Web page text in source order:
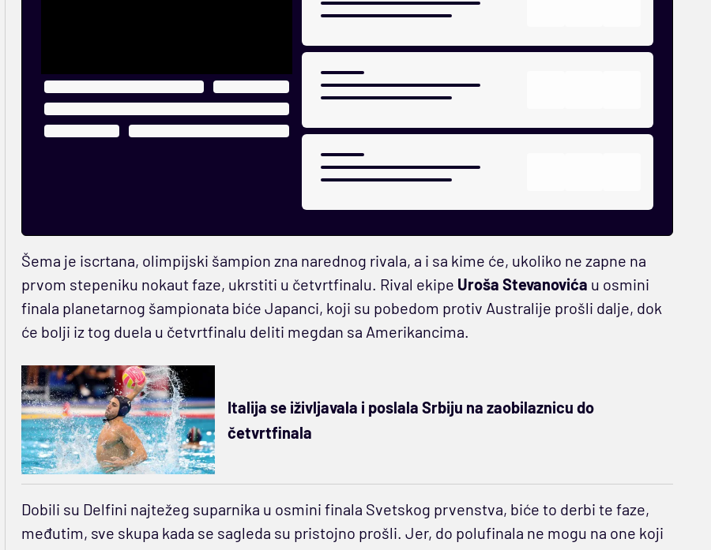
Šema je iscrtana, olimpijski šampion zna narednog rivala, a i sa kime će, ukoliko ne zapne na
prvom stepeniku nokaut faze, ukrstiti u četvrtfinalu. Rival ekipe Uroša Stevanovića u osmini
finala planetarnog šampionata biće Japanci, koji su pobedom protiv Australije prošli dalje, dok
će bolji iz tog duela u četvrtfinalu deliti megdan sa Amerikancima.
Italija se iživljavala i poslala Srbiju na zaobilaznicu do
četvrtfinala
Dobili su Delfini najtežeg suparnika u osmini finala Svetskog prvenstva, biće to derbi te faze,
međutim, sve skupa kada se sagleda su pristojno prošli. Jer, do polufinala ne mogu na one koji